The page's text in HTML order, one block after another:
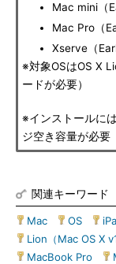
Mac mini（
Mac Pro（
Xserve（
※対象OSはOS X
ードが必要）
※インストールに
ジ空き容量が必要
関連キーワード
Mac OS
Lion（Mac OS X
MacBook Pro